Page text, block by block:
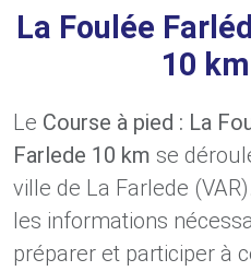
La Foulée
10
Le Course à pied : La
Farlede 10 km se
ville de La Farlede
les informations
préparer et participer à